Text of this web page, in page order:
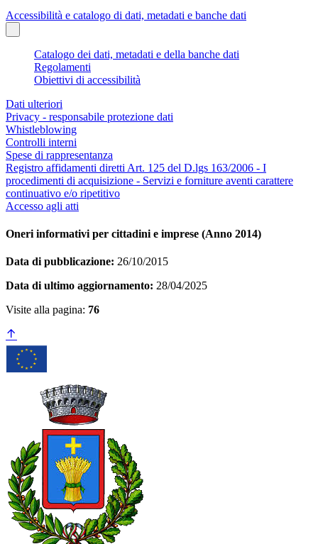
Accessibilità e catalogo di dati, metadati e banche dati
Catalogo dei dati, metadati e della banche dati
Regolamenti
Obiettivi di accessibilità
Dati ulteriori
Privacy - responsabile protezione dati
Whistleblowing
Controlli interni
Spese di rappresentanza
Registro affidamenti diretti Art. 125 del D.lgs 163/2006 - I
procedimenti di acquisizione - Servizi e forniture aventi carattere
continuativo e/o ripetitivo
Accesso agli atti
Oneri informativi per cittadini e imprese (Anno 2014)
Data di pubblicazione: 26/10/2015
Data di ultimo aggiornamento: 28/04/2025
Visite alla pagina: 76